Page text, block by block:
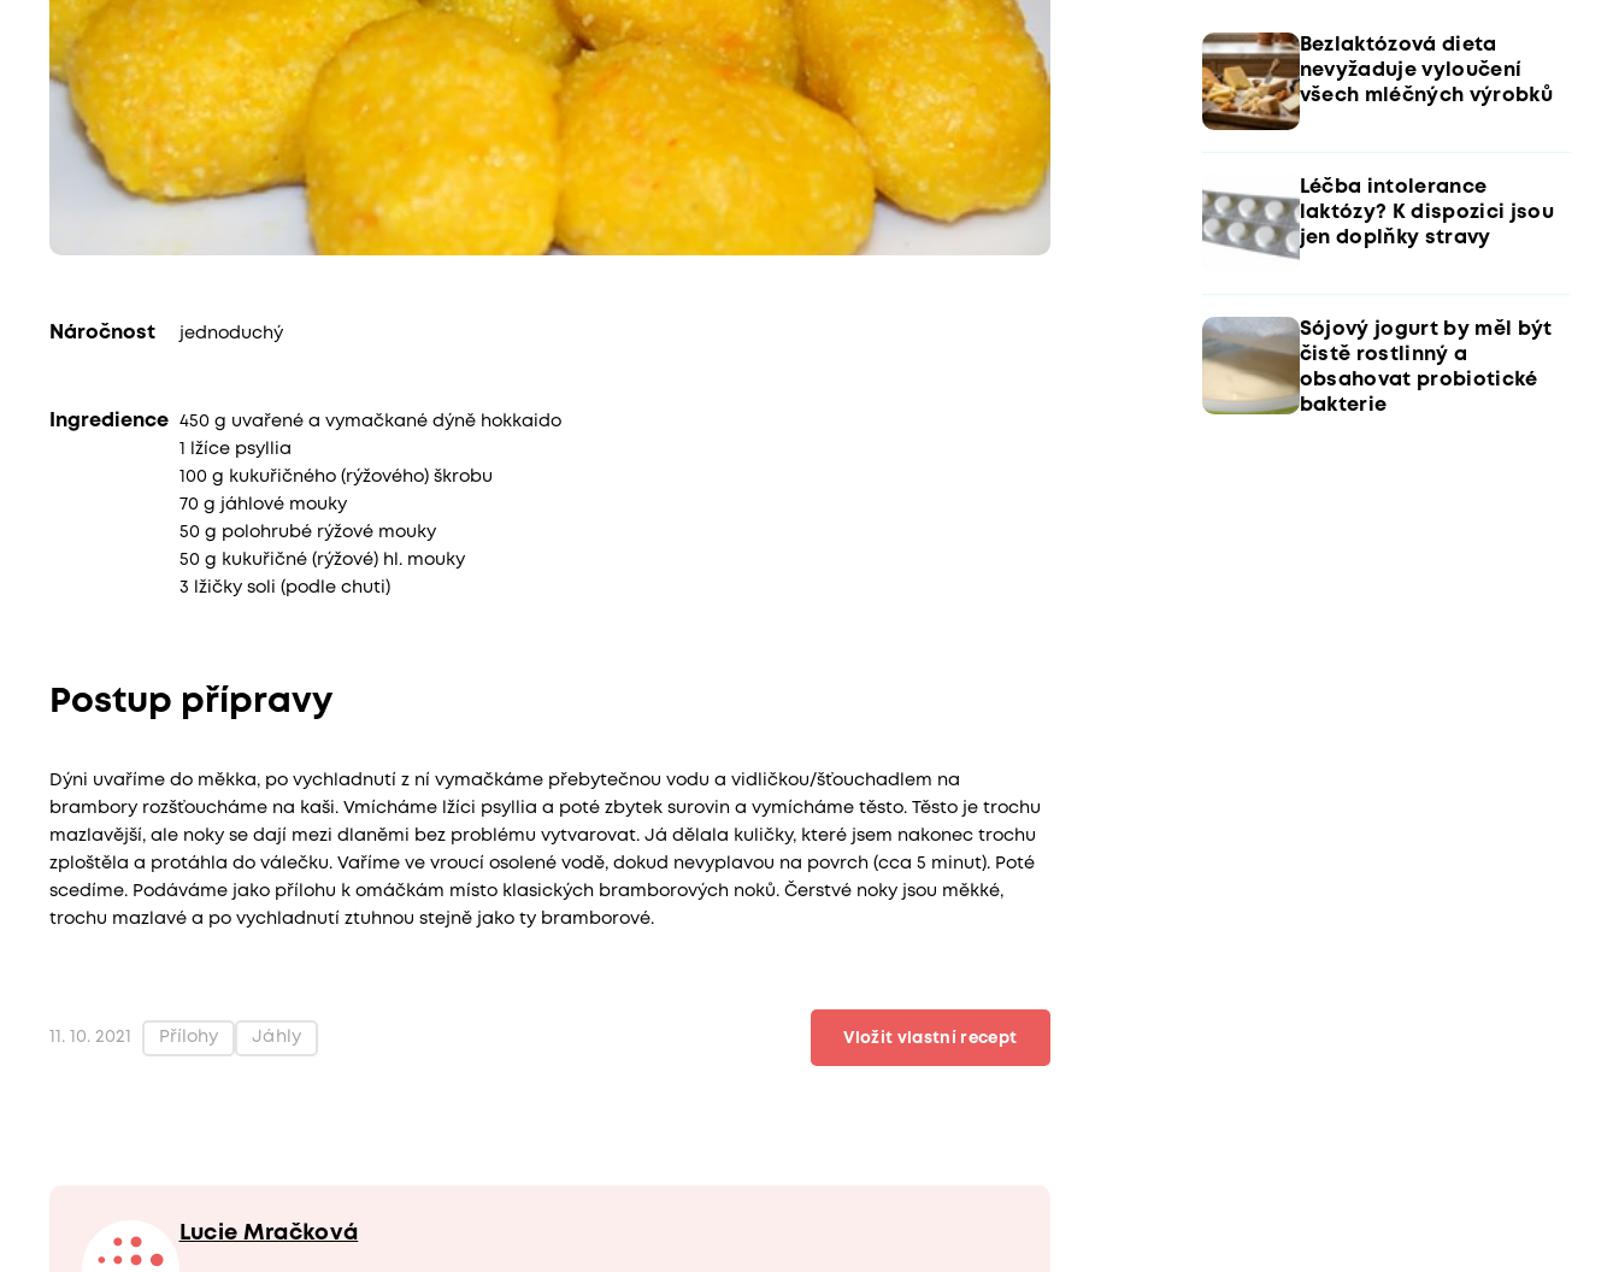
Náročnost jednoduchý
Ingredience
450 g uvařené a vymačkané dýně hokkaido
1 lžíce psyllia
100 g kukuřičného (rýžového) škrobu
70 g jáhlové mouky
50 g polohrubé rýžové mouky
50 g kukuřičné (rýžové) hl. mouky
3 lžičky soli (podle chuti)
Postup přípravy
Dýni uvaříme do měkka, po vychladnutí z ní vymačkáme přebytečnou vodu a vidličkou/šťouchadlem na
brambory rozšťoucháme na kaši. Vmícháme lžíci psyllia a poté zbytek surovin a vymícháme těsto. Těsto je trochu
mazlavější, ale noky se dají mezi dlaněmi bez problému vytvarovat. Já dělala kuličky, které jsem nakonec trochu
zploštěla a protáhla do válečku. Vaříme ve vroucí osolené vodě, dokud nevyplavou na povrch (cca 5 minut). Poté
scedíme. Podáváme jako přílohu k omáčkám místo klasických bramborových noků. Čerstvé noky jsou měkké,
trochu mazlavé a po vychladnutí ztuhnou stejně jako ty bramborové.
11. 10. 2021 Přílohy Jáhly Vložit vlastní recept
Lucie Mračková
Bezlaktózová dieta
nevyžaduje vyloučení
všech mléčných výrobků
Léčba intolerance
laktózy? K dispozici jsou
jen doplňky stravy
Sójový jogurt by měl být
čistě rostlinný a
obsahovat probiotické
bakterie